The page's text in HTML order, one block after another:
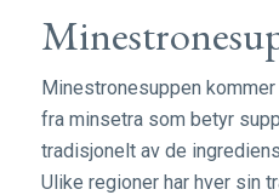
Minestronesuppen
fra minsetra som betyr
tradisjonelt av de
Ulike regioner har hver sin